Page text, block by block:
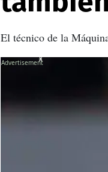
El técnico de la
X